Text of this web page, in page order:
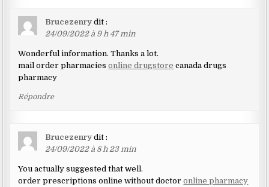
Brucezenry dit :
24/09/2022 à 9 h 47 min
Wonderful information. Thanks a lot.
mail order pharmaciesonline drugstore canada drugs
pharmacy
Répondre
Brucezenry dit :
24/09/2022 à 8 h 23 min
You actually suggested that well.
order prescriptions online without doctoronline pharmacy